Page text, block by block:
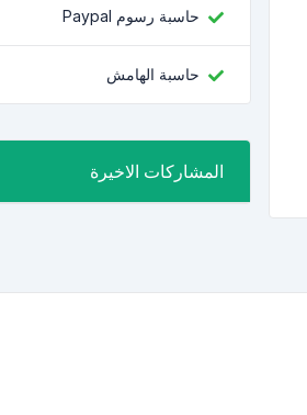
حاسبة رسوم Paypal
حاسبة الهامش
المشاركات الاخيرة